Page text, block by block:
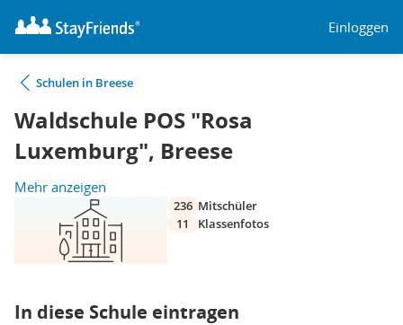
Einloggen
Schulen in Breese
Waldschule POS "Rosa
Luxemburg", Breese
Mehr anzeigen
236 Mitschüler
11
Klassenfotos
In diese Schule eintragen